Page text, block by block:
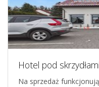
Hotel pod
Na sprzedaż